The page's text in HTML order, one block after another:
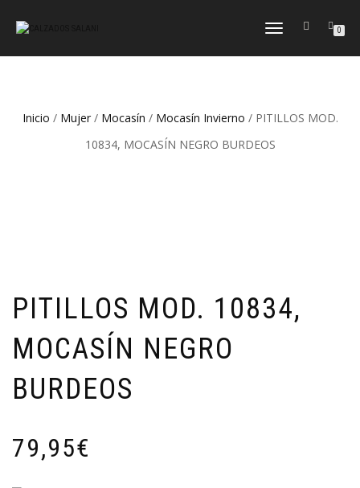
CAMBIAR
0
Inicio / Mujer/ Mocasín / Mocasín Invierno / PITILLOS MOD.
10834, MOCASÍN NEGRO BURDEOS
PITILLOS MOD. 10834,
MOCASÍN NEGRO
BURDEOS
79,95€